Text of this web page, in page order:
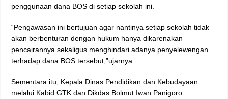
penggunaan dana BOS di setiap sekolah ini.
“Pengawasan ini bertujuan agar nantinya setiap sekolah tidak
akan berbenturan dengan hukum hanya dikarenakan
pencairannya sekaligus menghindari adanya penyelewengan
terhadap dana BOS tersebut,”ujarnya.
Sementara itu, Kepala Dinas Pendidikan dan Kebudayaan
melalui Kabid GTK dan Dikdas Bolmut Iwan Panigoro